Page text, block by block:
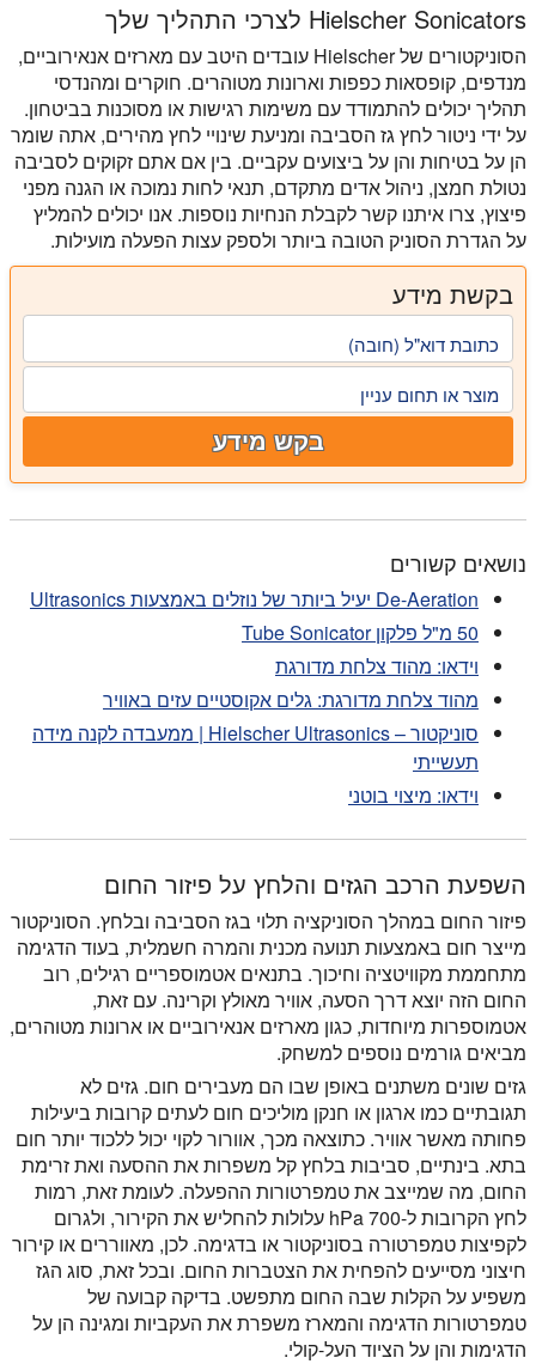
Hielscher Sonicators לצרכי התהליך שלך
הסוניקטורים של Hielscher עובדים היטב עם מארזים אנאירוביים,
מנדפים, קופסאות כפפות וארונות מטוהרים. חוקרים ומהנדסי
תהליך יכולים להתמודד עם משימות רגישות או מסוכנות בביטחון.
על ידי ניטור לחץ גז הסביבה ומניעת שינויי לחץ מהירים, אתה שומר
הן על בטיחות והן על ביצועים עקביים. בין אם אתם זקוקים לסביבה
נטולת חמצן, ניהול אדים מתקדם, תנאי לחות נמוכה או הגנה מפני
פיצוץ, צרו איתנו קשר לקבלת הנחיות נוספות. אנו יכולים להמליץ
על הגדרת הסוניק הטובה ביותר ולספק עצות הפעלה מועילות.
בקשת מידע
כתובת דוא"ל (חובה)
מוצר או תחום עניין
בקש מידע
נושאים קשורים
De-Aeration יעיל ביותר של נוזלים באמצעות Ultrasonics
50 מ"ל פלקון Tube Sonicator
וידאו: מהוד צלחת מדורגת
מהוד צלחת מדורגת: גלים אקוסטיים עזים באוויר
סוניקטור – Hielscher Ultrasonics | ממעבדה לקנה מידה
תעשייתי
וידאו: מיצוי בוטני
השפעת הרכב הגזים והלחץ על פיזור החום
פיזור החום במהלך הסוניקציה תלוי בגז הסביבה ובלחץ. הסוניקטור
מייצר חום באמצעות תנועה מכנית והמרה חשמלית, בעוד הדגימה
מתחממת מקוויטציה וחיכוך. בתנאים אטמוספריים רגילים, רוב
החום הזה יוצא דרך הסעה, אוויר מאולץ וקרינה. עם זאת,
אטמוספרות מיוחדות, כגון מארזים אנאירוביים או ארונות מטוהרים,
מביאים גורמים נוספים למשחק.
גזים שונים משתנים באופן שבו הם מעבירים חום. גזים לא
תגובתיים כמו ארגון או חנקן מוליכים חום לעתים קרובות ביעילות
פחותה מאשר אוויר. כתוצאה מכך, אוורור לקוי יכול ללכוד יותר חום
בתא. בינתיים, סביבות בלחץ קל משפרות את ההסעה ואת זרימת
החום, מה שמייצב את טמפרטורות ההפעלה. לעומת זאת, רמות
לחץ הקרובות ל-700 hPa עלולות להחליש את הקירור, ולגרום
לקפיצות טמפרטורה בסוניקטור או בדגימה. לכן, מאווררים או קירור
חיצוני מסייעים להפחית את הצטברות החום. ובכל זאת, סוג הגז
משפיע על הקלות שבה החום מתפשט. בדיקה קבועה של
טמפרטורות הדגימה והמארז משפרת את העקביות ומגינה הן על
הדגימות והן על הציוד העל-קולי.